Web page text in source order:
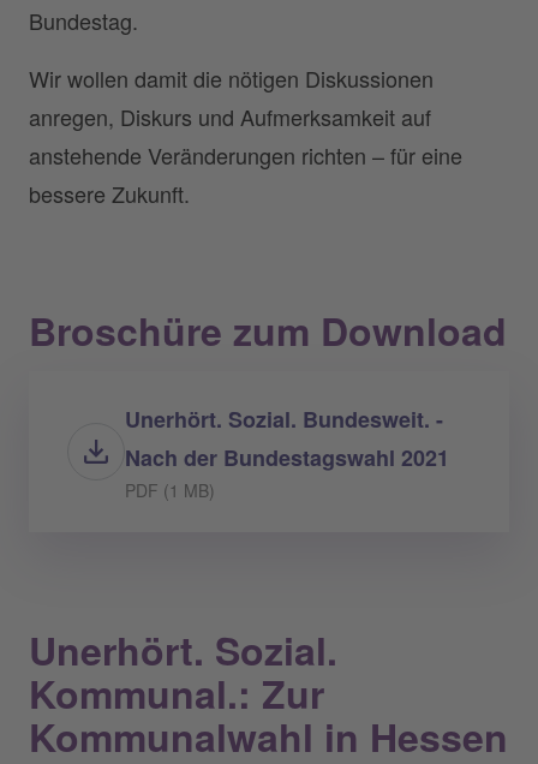
Bundestag.
Wir wollen damit die nötigen Diskussionen
anregen, Diskurs und Aufmerksamkeit auf
anstehende Veränderungen richten – für eine
bessere Zukunft.
Broschüre zum Download
Unerhört. Sozial. Bundesweit. -
Nach der Bundestagswahl 2021
PDF (1 MB)
Unerhört. Sozial.
Kommunal.: Zur
Kommunalwahl in Hessen